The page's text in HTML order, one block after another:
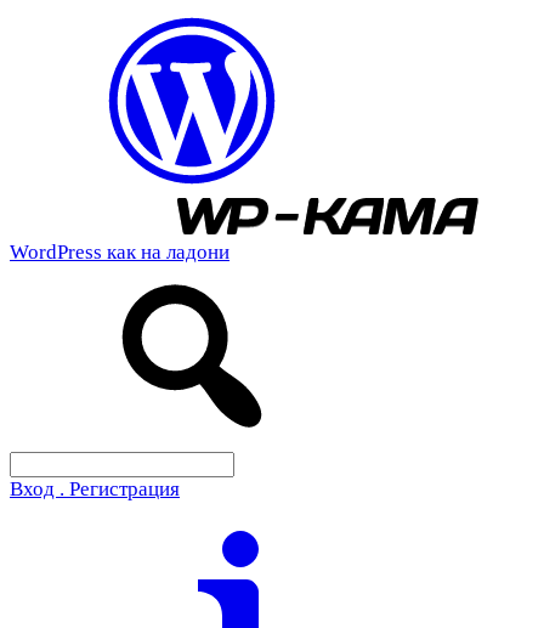
WordPress как на ладони
Вход . Регистрация